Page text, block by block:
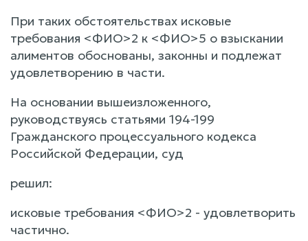
При таких обстоятельствах исковые
требования <ФИО>2 к <ФИО>5 о взыскании
алиментов обоснованы, законны и подлежат
удовлетворению в части.
На основании вышеизложенного,
руководствуясь статьями 194-199
Гражданского процессуального кодекса
Российской Федерации, суд
решил:
исковые требования <ФИО>2 - удовлетворить
частично.